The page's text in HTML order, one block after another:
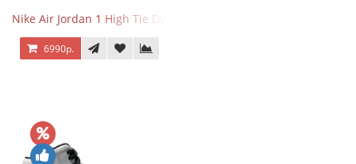
Nike Air Jordan 1 High Tie Dye
6990р.